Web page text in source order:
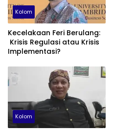
Kolom
Kecelakaan Feri Berulang:
Krisis Regulasi atau Krisis
Implementasi?
Kolom